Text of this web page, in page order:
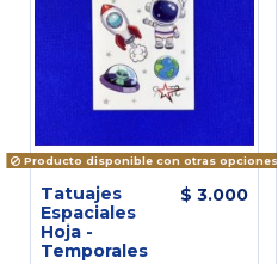
Producto disponible con otras opciones
Tatuajes
Espaciales
Hoja -
Temporales
$ 3.000